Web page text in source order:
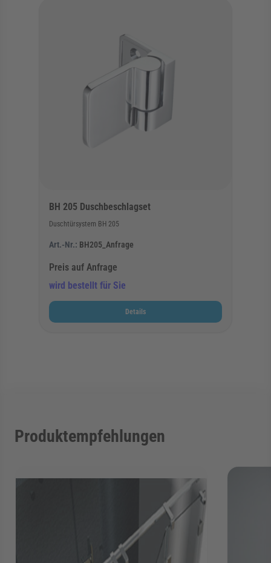
BH 205 Duschbeschlagset
Duschtürsystem BH 205
Art.-Nr.: BH205_Anfrage
Preis auf Anfrage
wird bestellt für Sie
Details
Produktempfehlungen